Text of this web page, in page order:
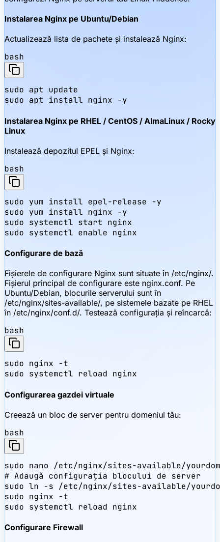
Instalarea Nginx pe Ubuntu/Debian
Actualizează lista de pachete și instalează Nginx:
bash
sudo apt update
sudo apt install nginx -y
Instalarea Nginx pe RHEL / CentOS / AlmaLinux / Rocky
Linux
Instalează depozitul EPEL și Nginx:
bash
sudo yum install epel-release -y
sudo yum install nginx -y
sudo systemctl start nginx
sudo systemctl enable nginx
Configurare de bază
Fișierele de configurare Nginx sunt situate în /etc/nginx/.
Fișierul principal de configurare este nginx.conf. Pe
Ubuntu/Debian, blocurile serverului sunt în
/etc/nginx/sites-available/, pe sistemele bazate pe RHEL
în /etc/nginx/conf.d/. Testează configurația și reîncarcă:
bash
sudo nginx -t
sudo systemctl reload nginx
Configurarea gazdei virtuale
Creează un bloc de server pentru domeniul tău:
bash
sudo nano /etc/nginx/sites-available/
# Adaugă configurația blocului de server
sudo ln -s /etc/nginx/sites-available/
sudo nginx -t
sudo systemctl reload nginx
Configurare Firewall